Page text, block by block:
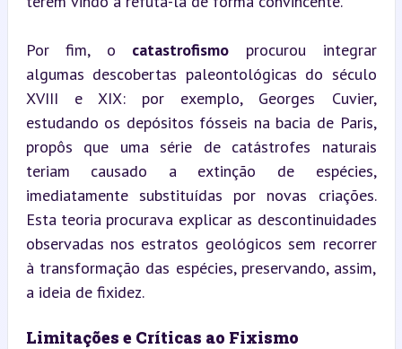
Por fim, o catastrofismo procurou integrar
algumas descobertas paleontológicas do século
XVIII e XIX: por exemplo, Georges Cuvier,
estudando os depósitos fósseis na bacia de Paris,
propôs que uma série de catástrofes naturais
teriam causado a extinção de espécies,
imediatamente substituídas por novas criações.
Esta teoria procurava explicar as descontinuidades
observadas nos estratos geológicos sem recorrer
à transformação das espécies, preservando, assim,
a ideia de fixidez.
Limitações e Críticas ao Fixismo